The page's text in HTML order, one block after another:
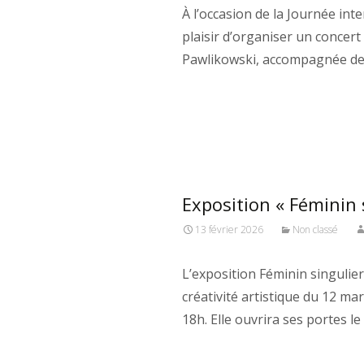
À l’occasion de la Journée
plaisir d’organiser un
Pawlikowski, accompagnée
Exposition «
13 février 2026 Non classé
L’exposition Féminin
créativité artistique du 12
18h. Elle ouvrira ses portes